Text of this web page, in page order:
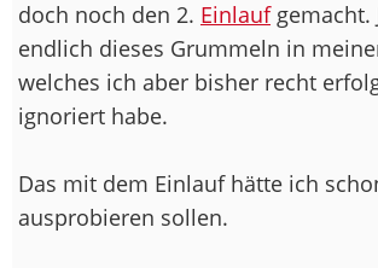
doch noch den 2. Einlaufgemacht.
endlich dieses Grummeln in
welches ich aber bisher recht
ignoriert habe.
Das mit dem Einlauf hätte ich
ausprobieren sollen.